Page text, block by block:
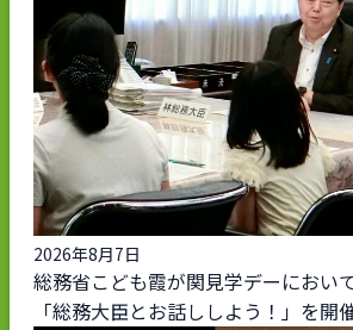
2026年8月7日
総務省こども霞が関見学デーにおい
「総務大臣とお話ししよう！」を開